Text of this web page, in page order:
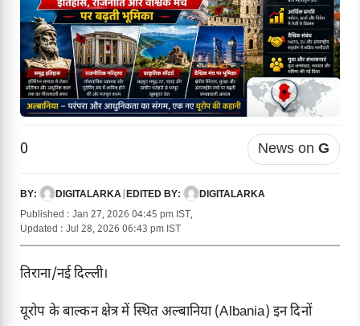
0 News on G
BY: DIGITALARKA EDITED BY:
DIGITALARKA
Published : Jan 27, 2026 04:45 pm IST,
Updated : Jul 28, 2026 06:43 pm IST
तिराना/नई दिल्ली।
यूरोप के बाल्कन क्षेत्र में स्थित अल्बानिया (Albania) इन दिनों